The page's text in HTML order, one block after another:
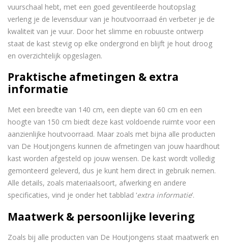
vuurschaal hebt, met een goed geventileerde houtopslag
verleng je de levensduur van je houtvoorraad én verbeter je de
kwaliteit van je vuur. Door het slimme en robuuste ontwerp
staat de kast stevig op elke ondergrond en blijft je hout droog
en overzichtelijk opgeslagen.
Praktische afmetingen & extra
informatie
Met een breedte van 140 cm, een diepte van 60 cm en een
hoogte van 150 cm biedt deze kast voldoende ruimte voor een
aanzienlijke houtvoorraad. Maar zoals met bijna alle producten
van De Houtjongens kunnen de afmetingen van jouw haardhout
kast worden afgesteld op jouw wensen. De kast wordt volledig
gemonteerd geleverd, dus je kunt hem direct in gebruik nemen.
Alle details, zoals materiaalsoort, afwerking en andere
specificaties, vind je onder het tabblad ‘extra informatie’.
Maatwerk & persoonlijke levering
Zoals bij alle producten van De Houtjongens staat maatwerk en